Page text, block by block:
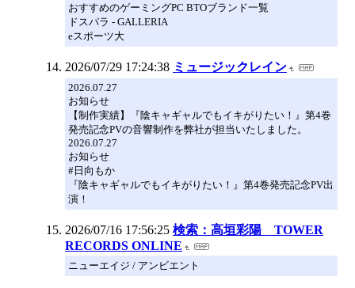
おすすめのゲーミングPC BTOブランド一覧
ドスパラ - GALLERIA
eスポーツ大
2026/07/29 17:24:38 ミュージックレイン
2026.07.27
お知らせ
【制作実績】『陰キャギャルでもイキがりたい！』第4巻
発売記念PVの音響制作を弊社が担当いたしました。
2026.07.27
お知らせ
#日向もか
『陰キャギャルでもイキがりたい！』第4巻発売記念PV出
演！
2026/07/16 17:56:25 検索：高垣彩陽 TOWER
RECORDS ONLINE
ニューエイジ / アンビエント